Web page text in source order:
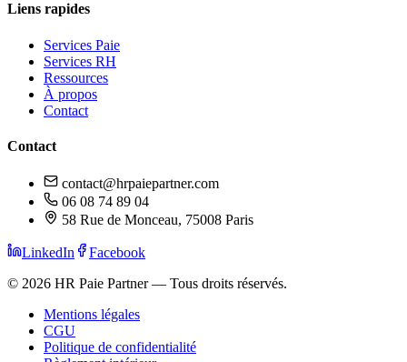
Liens rapides
Services Paie
Services RH
Ressources
À propos
Contact
Contact
contact@hrpaiepartner.com
06 08 74 89 04
58 Rue de Monceau, 75008 Paris
LinkedIn
Facebook
© 2026 HR Paie Partner — Tous droits réservés.
Mentions légales
CGU
Politique de confidentialité